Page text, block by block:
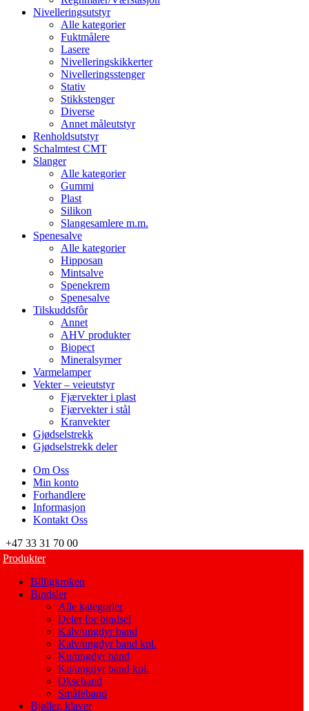
Nivelleringsutstyr
Alle kategorier
Fuktmålere
Lasere
Nivelleringskikkerter
Nivelleringsstenger
Stativ
Stikkstenger
Diverse
Annet måleutstyr
Renholdsutstyr
Schalmtest CMT
Slanger
Alle kategorier
Gummi
Plast
Silikon
Slangesamlere m.m.
Spenesalve
Alle kategorier
Hipposan
Mintsalve
Spenekrem
Spenesalve
Tilskuddsfôr
Annet
AHV produkter
Biopect
Mineralsyrner
Varmelamper
Vekter – veieutstyr
Fjærvekter i plast
Fjærvekter i stål
Kranvekter
Gjødselstrekk
Gjødselstrekk deler
Om Oss
Min konto
Forhandlere
Informasjon
Kontakt Oss
+47 33 31 70 00
Produkter
Billigkroken
Bindsler
Alle kategorier
Deler for bindsel
Kalv/ungdyr band
Kalv/ungdyr band kpl.
Ku/ungdyr band
Ku/ungdyr band kpl.
Okseband
Småfeband
Bjøller, klaver